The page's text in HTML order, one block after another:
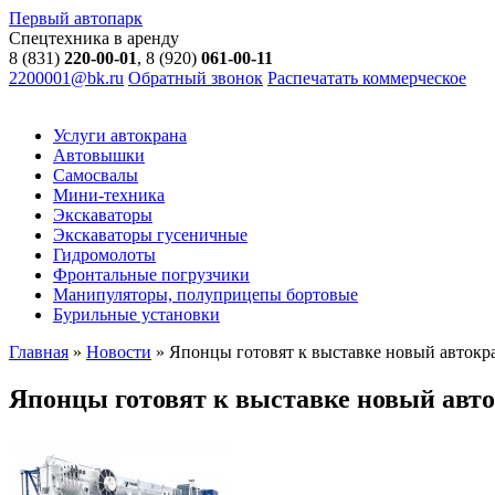
Первый автопарк
Спецтехника в аренду
8 (831) 220-00-01, 8 (920) 061-00-11
2200001@bk.ru Обратный звонок Распечатать коммерческое
Услуги автокрана
Автовышки
Самосвалы
Мини-техника
Экскаваторы
Экскаваторы гусеничные
Гидромолоты
Фронтальные погрузчики
Манипуляторы, полуприцепы бортовые
Бурильные установки
Главная » Новости » Японцы готовят к выставке новый
Японцы готовят к выставке новый